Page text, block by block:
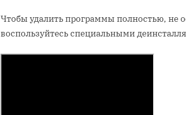
Чтобы удалить программы полностью, не
воспользуйтесь специальными